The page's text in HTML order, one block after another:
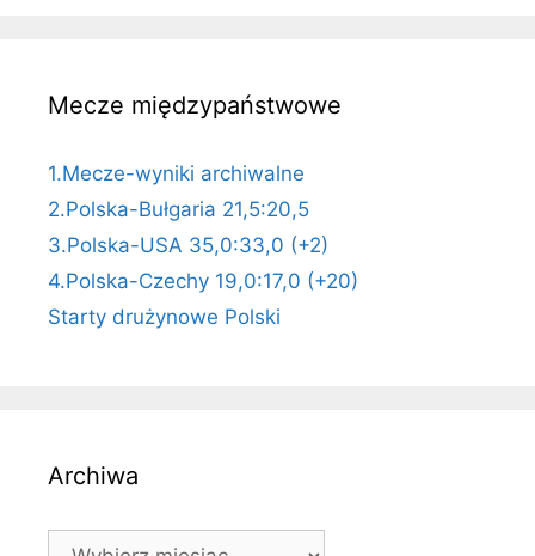
Mecze międzypaństwowe
1.Mecze-wyniki archiwalne
2.Polska-Bułgaria 21,5:20,5
3.Polska-USA 35,0:33,0 (+2)
4.Polska-Czechy 19,0:17,0 (+20)
Starty drużynowe Polski
Archiwa
Archiwa